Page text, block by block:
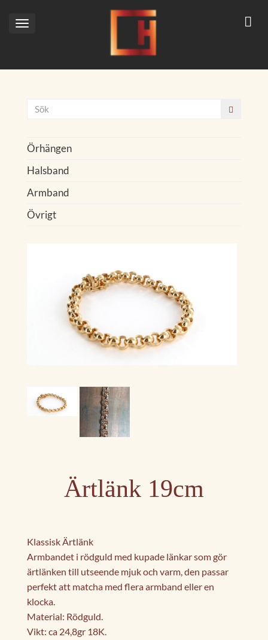
Toggle
Örhängen
Halsband
Armband
Övrigt
Ärtlänk 19cm
Klassisk Ärtlänk
Armbandet i rödguld med kupade länkar som gör
ärtlänken till utseende mjuk och varm, den passar
perfekt att matcha med flera armband eller en
klocka.
Material: Rödguld.
Vikt: ca 24,8gr 18K.